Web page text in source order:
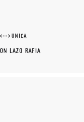
UNICA
LAZO RAFIA